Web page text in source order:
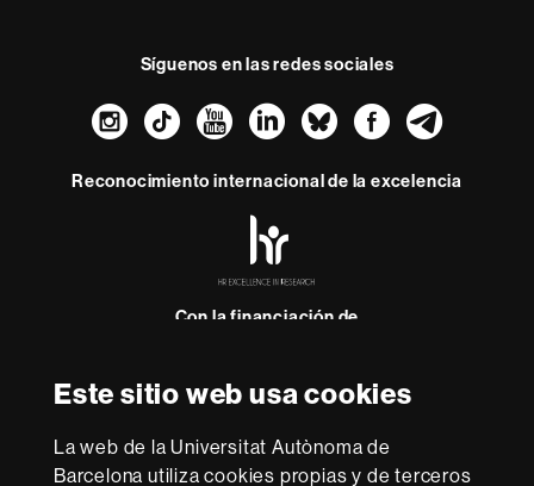
Este sitio web usa cookies
La web de la Universitat Autònoma de
Barcelona utiliza cookies propias y de terceros
Síguenos en las redes sociales
Instagram
TikTokYouTube
LinkedIn
Bluesky
Reconocimiento internacional de la excelencia
-
Con la financiación de
esta